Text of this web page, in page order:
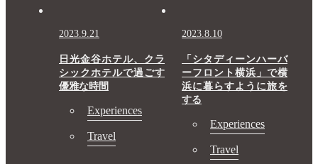
2023.9.21
日光金谷ホテル、クラ
シックホテルで過ごす
優雅な時間
Experiences
Travel
2023.8.10
「シタディーンハーバ
ーフロント横浜」で横
浜に暮らすように旅を
する
Experiences
Travel